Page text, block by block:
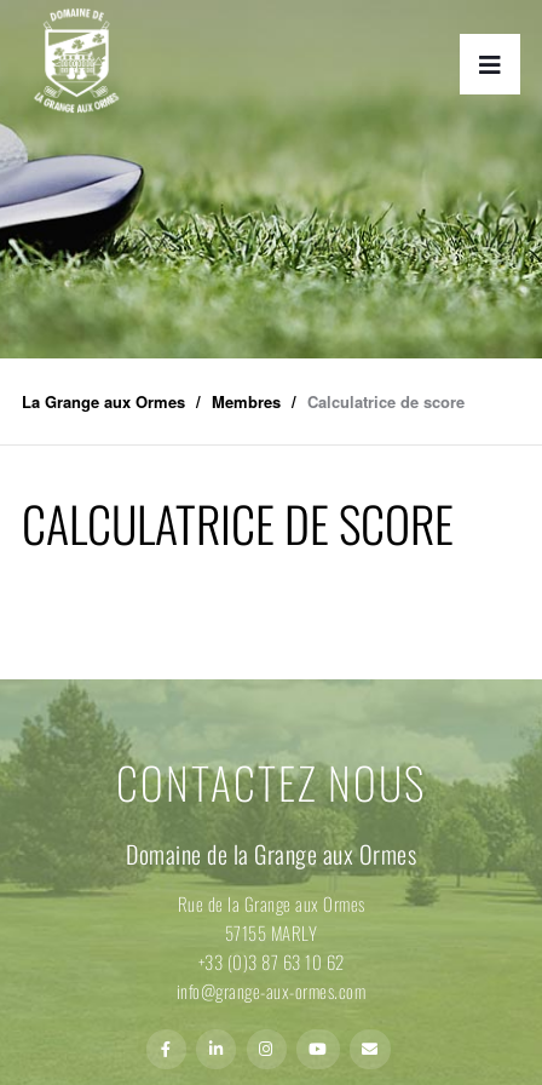
La Grange aux Ormes Membres Calculatrice de score
CALCULATRICE DE SCORE
CONTACTEZ NOUS
Domaine de la Grange aux Ormes
Rue de la Grange aux Ormes
57155 MARLY
+33 (0)3 87 63 10 62
info@grange-aux-ormes.com